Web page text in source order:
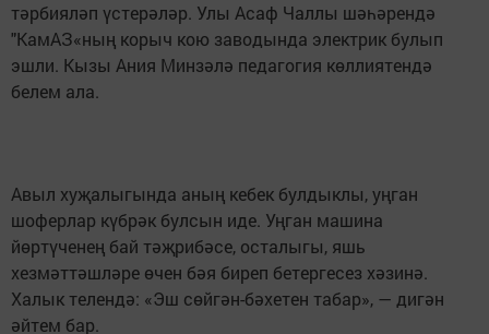
тәрбияләп үстерәләр. Улы Асаф Чаллы шәһәрендә
"КамАЗ«ның корыч кою заводында электрик булып
эшли. Кызы Ания Минзәлә педагогия көллиятендә
белем ала.
Авыл хуҗалыгында аның кебек булдыклы, уңган
шоферлар күбрәк булсын иде. Уңган машина
йөртүченең бай тәҗрибәсе, осталыгы, яшь
хезмәттәшләре өчен бәя биреп бетергесез хәзинә.
Халык телендә: «Эш сөйгән-бәхетен табар», — дигән
әйтем бар.